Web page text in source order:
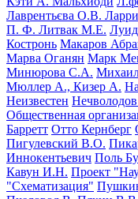
Лаврентьєва О.В.
П. Ф. Литвак М.Е.
Костронь Макаров
Марва Оганян Марк
Минюрова С.А.
Мюллер А., Кизер А.
Неизвестен
Общественная
Барретт Отто Кернберг
Пигулевский В.О.
Иннокентьевич Поль
Кавун И.Н. Проект
"Схематизация"